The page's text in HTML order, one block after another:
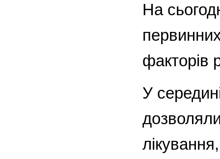
На
факторів
У